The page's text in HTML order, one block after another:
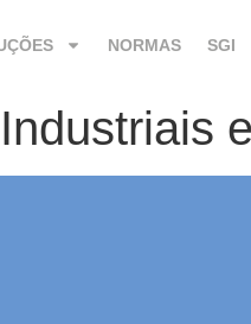
NORMAS SGI